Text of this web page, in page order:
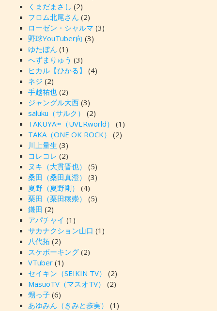
くまだまさし (2)
フロム北尾さん (2)
ローゼン・シャルマ (3)
野球YouTuber向 (3)
ゆたぼん (1)
へずまりゅう (3)
ヒカル【ひかる】
(4)
ネジ (2)
手越祐也(2)
ジャングル大西(3)
saluku（サルク）
(2)
TAKUYA∞（UVERworld）
(1)
TAKA（ONE OK ROCK）
(2)
川上量生 (3)
コレコレ (2)
ヌキ（大貫晋也）
(5)
桑田（桑田真澄）
(3)
夏野（夏野剛）
(4)
栗田（栗田穣崇）
(5)
鎌田 (2)
アパチャイ (1)
サカナクション山口 (1)
八代拓 (2)
スケボーキング(2)
VTuber(1)
セイキン（SEIKIN TV）
(2)
MasuoTV（マスオTV）
(2)
甥っ子(6)
あゆみん（きみと歩実）
(1)